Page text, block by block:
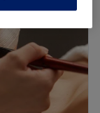
–15:00
Das
dir mithilfe der